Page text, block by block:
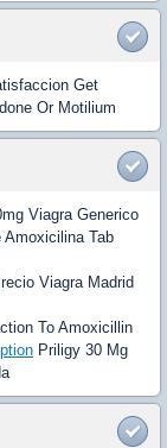
Get
Or Motilium
Viagra Generico
Amoxicilina Tab
Viagra Madrid
To Amoxicillin
Priligy 30 Mg